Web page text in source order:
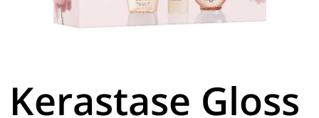
Kerastase Gloss